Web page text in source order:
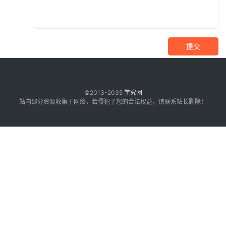
提交
©2013-2035 学究网
站内部分资源收集于网络，若侵犯了您的合法权益，请联系站长删除！